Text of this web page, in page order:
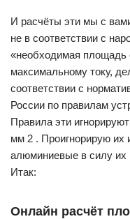
И расчёты эти мы с
не в соответствии с
«необходимая площадь
максимальному току,
соответствии с
России по правилам
Правила эти
мм 2 . Проигнорирую их
алюминиевые в силу их
Итак:
Онлайн расчёт